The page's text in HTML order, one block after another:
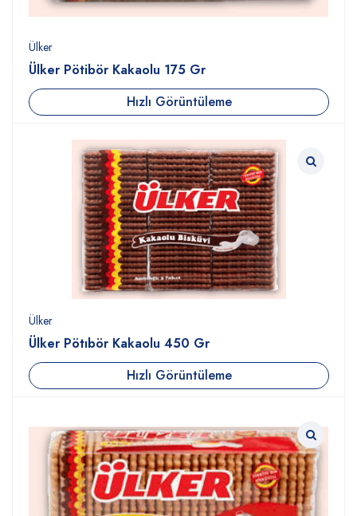
Ülker
Ülker Pötibör Kakaolu 175 Gr
Hızlı Görüntüleme
Ülker
Ülker Pötıbör Kakaolu 450 Gr
Hızlı Görüntüleme